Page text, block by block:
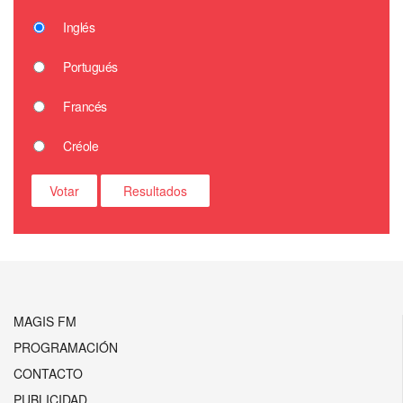
Inglés
Portugués
Francés
Créole
MAGIS FM
PROGRAMACIÓN
CONTACTO